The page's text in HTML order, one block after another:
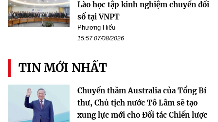
Lào học tập kinh nghiệm chuyển đổi
số tại VNPT
Phương Hiếu
15:57 07/08/2026
TIN MỚI NHẤT
Chuyến thăm Australia của Tổng Bí
thư, Chủ tịch nước Tô Lâm sẽ tạo
xung lực mới cho Đối tác Chiến lược